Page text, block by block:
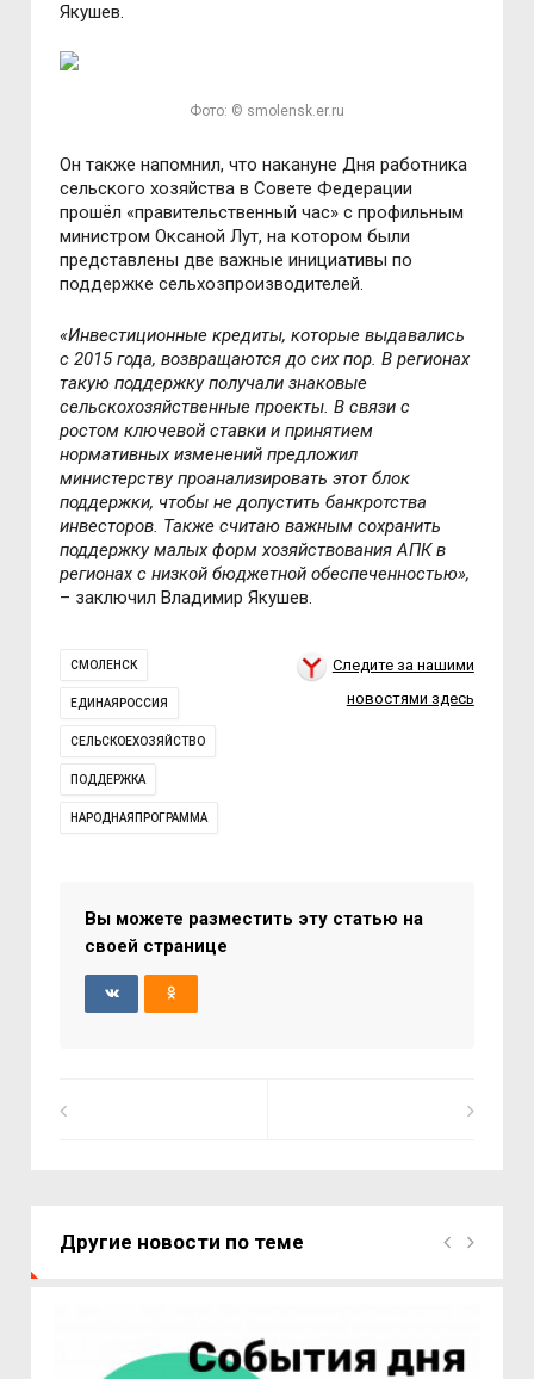
Якушев.
Фото: © smolensk.er.ru
Он также напомнил, что накануне Дня работника
сельского хозяйства в Совете Федерации
прошёл «правительственный час» с профильным
министром Оксаной Лут, на котором были
представлены две важные инициативы по
поддержке сельхозпроизводителей.
«Инвестиционные кредиты, которые выдавались
с 2015 года, возвращаются до сих пор. В регионах
такую поддержку получали знаковые
сельскохозяйственные проекты. В связи с
ростом ключевой ставки и принятием
нормативных изменений предложил
министерству проанализировать этот блок
поддержки, чтобы не допустить банкротства
инвесторов. Также считаю важным сохранить
поддержку малых форм хозяйствования АПК в
регионах с низкой бюджетной обеспеченностью»,
– заключил Владимир Якушев.
СМОЛЕНСК
ЕДИНАЯРОССИЯ
СЕЛЬСКОЕХОЗЯЙСТВО
ПОДДЕРЖКА
НАРОДНАЯПРОГРАММА
Следите за нашими
новостями здесь
Вы можете разместить эту статью на
своей странице
Другие новости по теме